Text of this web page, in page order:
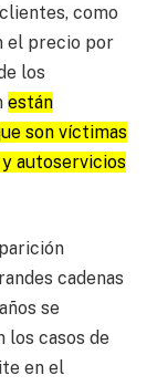
como
el precio por
los
están
son víctimas
autoservicios
cadenas
se
los casos de
en el